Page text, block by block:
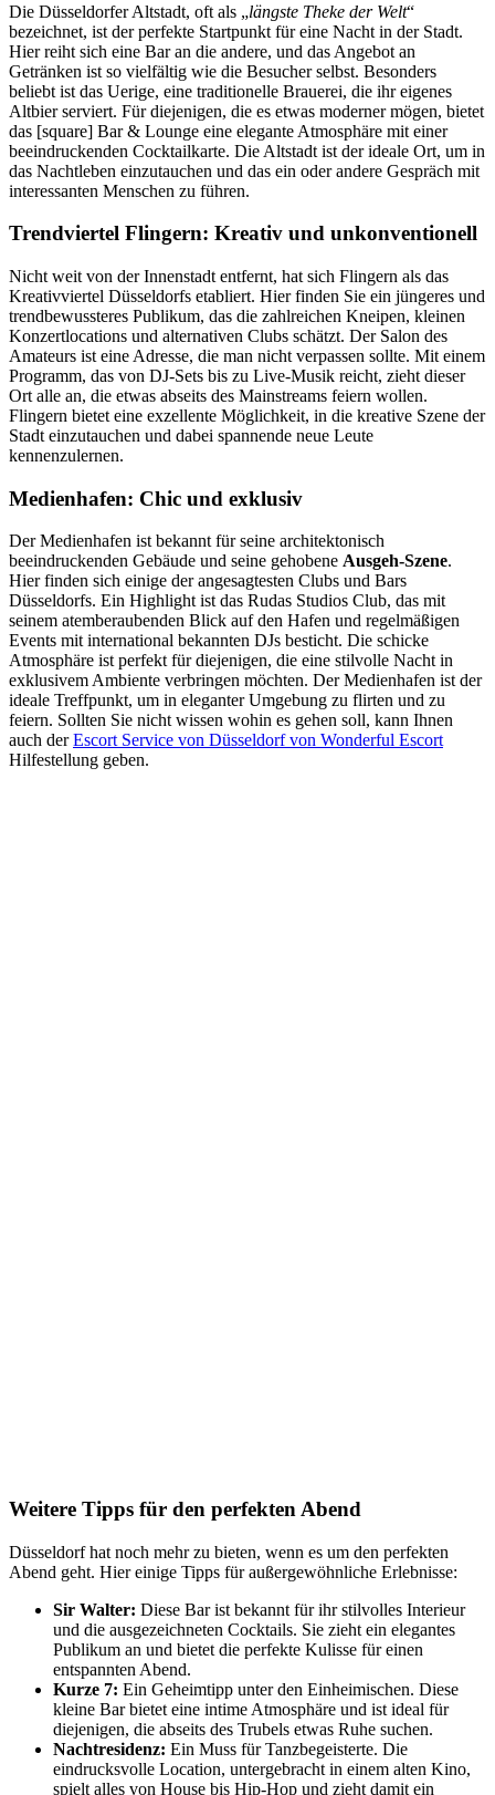
Die Düsseldorfer Altstadt, oft als „längste Theke der Welt“
bezeichnet, ist der perfekte Startpunkt für eine Nacht in der Stadt.
Hier reiht sich eine Bar an die andere, und das Angebot an
Getränken ist so vielfältig wie die Besucher selbst. Besonders
beliebt ist das Uerige, eine traditionelle Brauerei, die ihr eigenes
Altbier serviert. Für diejenigen, die es etwas moderner mögen, bietet
das [square] Bar & Lounge eine elegante Atmosphäre mit einer
beeindruckenden Cocktailkarte. Die Altstadt ist der ideale Ort, um in
das Nachtleben einzutauchen und das ein oder andere Gespräch mit
interessanten Menschen zu führen.
Trendviertel Flingern: Kreativ und unkonventionell
Nicht weit von der Innenstadt entfernt, hat sich Flingern als das
Kreativviertel Düsseldorfs etabliert. Hier finden Sie ein jüngeres und
trendbewussteres Publikum, das die zahlreichen Kneipen, kleinen
Konzertlocations und alternativen Clubs schätzt. Der Salon des
Amateurs ist eine Adresse, die man nicht verpassen sollte. Mit einem
Programm, das von DJ-Sets bis zu Live-Musik reicht, zieht dieser
Ort alle an, die etwas abseits des Mainstreams feiern wollen.
Flingern bietet eine exzellente Möglichkeit, in die kreative Szene der
Stadt einzutauchen und dabei spannende neue Leute
kennenzulernen.
Medienhafen: Chic und exklusiv
Der Medienhafen ist bekannt für seine architektonisch
beeindruckenden Gebäude und seine gehobene Ausgeh-Szene.
Hier finden sich einige der angesagtesten Clubs und Bars
Düsseldorfs. Ein Highlight ist das Rudas Studios Club, das mit
seinem atemberaubenden Blick auf den Hafen und regelmäßigen
Events mit international bekannten DJs besticht. Die schicke
Atmosphäre ist perfekt für diejenigen, die eine stilvolle Nacht in
exklusivem Ambiente verbringen möchten. Der Medienhafen ist der
ideale Treffpunkt, um in eleganter Umgebung zu flirten und zu
feiern. Sollten Sie nicht wissen wohin es gehen soll, kann Ihnen
auch derEscort Service von Düsseldorf von Wonderful Escort
Hilfestellung geben.
Weitere Tipps für den perfekten Abend
Düsseldorf hat noch mehr zu bieten, wenn es um den perfekten
Abend geht. Hier einige Tipps für außergewöhnliche Erlebnisse:
Sir Walter: Diese Bar ist bekannt für ihr stilvolles Interieur
und die ausgezeichneten Cocktails. Sie zieht ein elegantes
Publikum an und bietet die perfekte Kulisse für einen
entspannten Abend.
Kurze 7: Ein Geheimtipp unter den Einheimischen. Diese
kleine Bar bietet eine intime Atmosphäre und ist ideal für
diejenigen, die abseits des Trubels etwas Ruhe suchen.
Nachtresidenz: Ein Muss für Tanzbegeisterte. Die
eindrucksvolle Location, untergebracht in einem alten Kino,
spielt alles von House bis Hip-Hop und zieht damit ein